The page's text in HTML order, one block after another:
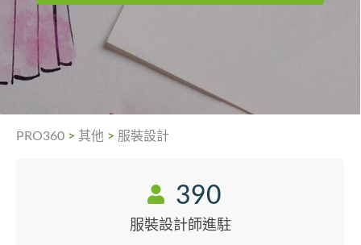
PRO360 > 其他 > 服裝設計
390
服裝設計師進駐